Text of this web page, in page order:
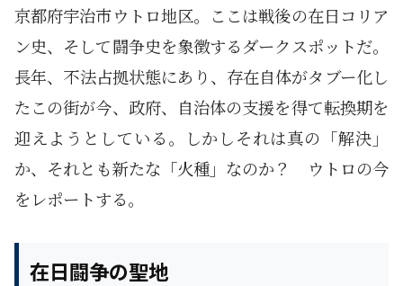
京都府宇治市ウトロ地区。ここは戦後の在日コリア
ン史、そして闘争史を象徴するダークスポットだ。
長年、不法占拠状態にあり、存在自体がタブー化し
たこの街が今、政府、自治体の支援を得て転換期を
迎えようとしている。しかしそれは真の「解決」
か、それとも新たな「火種」なのか？ ウトロの今
をレポートする。
在日闘争の聖地